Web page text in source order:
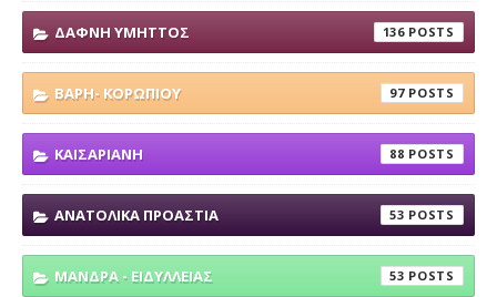
ΔΑΦΝΗ ΥΜΗΤΤΟΣ 136
ΒΑΡΗ- ΚΟΡΩΠΙΟΥ 97
ΚΑΙΣΑΡΙΑΝΗ 88
ΑΝΑΤΟΛΙΚΑ ΠΡΟΑΣΤΙΑ 53
ΜΑΝΔΡΑ - ΕΙΔΥΛΛΕΙΑΣ 53